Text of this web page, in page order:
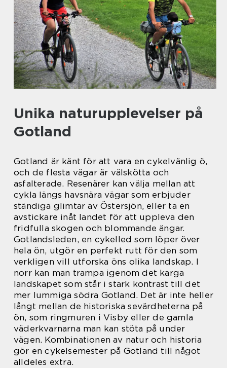
Unika naturupplevelser på
Gotland
Gotland är känt för att vara en cykelvänlig ö,
och de flesta vägar är välskötta och
asfalterade. Resenärer kan välja mellan att
cykla längs havsnära vägar som erbjuder
ständiga glimtar av Östersjön, eller ta en
avstickare inåt landet för att uppleva den
fridfulla skogen och blommande ängar.
Gotlandsleden, en cykelled som löper över
hela ön, utgör en perfekt rutt för den som
verkligen vill utforska öns olika landskap. I
norr kan man trampa igenom det karga
landskapet som står i stark kontrast till det
mer lummiga södra Gotland. Det är inte heller
långt mellan de historiska sevärdheterna på
ön, som ringmuren i Visby eller de gamla
väderkvarnarna man kan stöta på under
vägen. Kombinationen av natur och historia
gör en cykelsemester på Gotland till något
alldeles extra.